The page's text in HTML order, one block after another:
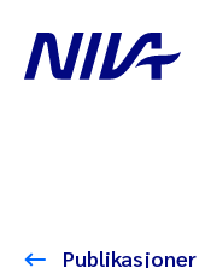
Publikasjoner